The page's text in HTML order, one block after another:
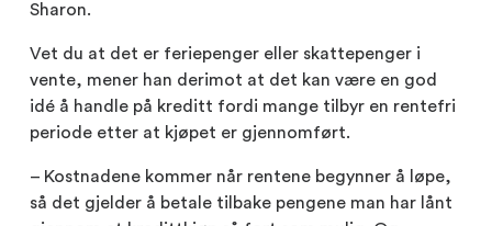
Sharon.
Vet du at det er feriepenger eller skattepenger i
vente, mener han derimot at det kan være en god
idé å handle på kreditt fordi mange tilbyr en rentefri
periode etter at kjøpet er gjennomført.
– Kostnadene kommer når rentene begynner å løpe,
så det gjelder å betale tilbake pengene man har lånt